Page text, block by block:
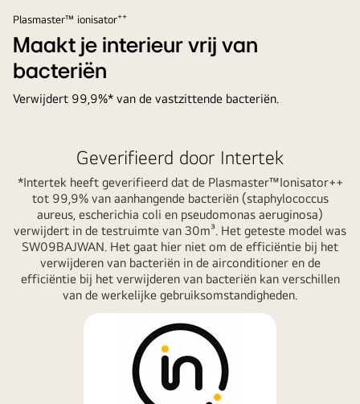
Plasmaster™ ionisator++
Maakt je interieur vrij van
bacteriën
Verwijdert 99,9%* van de vastzittende bacteriën.
Geverifieerd door Intertek
*Intertek heeft geverifieerd dat de Plasmaster™Ionisator++
tot 99,9% van aanhangende bacteriën (staphylococcus
aureus, escherichia coli en pseudomonas aeruginosa)
verwijdert in de testruimte van 30m³. Het geteste model was
SW09BAJWAN. Het gaat hier niet om de efficiëntie bij het
verwijderen van bacteriën in de airconditioner en de
efficiëntie bij het verwijderen van bacteriën kan verschillen
van de werkelijke gebruiksomstandigheden.